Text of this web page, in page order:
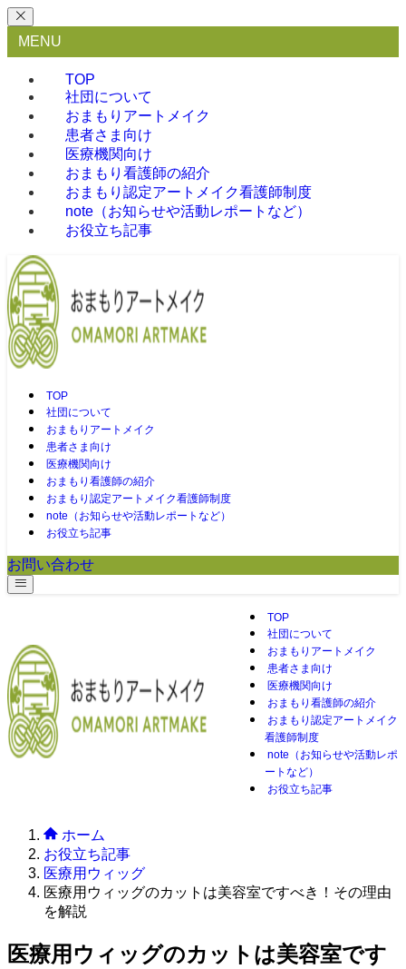
MENU
TOP
社団について
おまもりアートメイク
患者さま向け
医療機関向け
おまもり看護師の紹介
おまもり認定アートメイク看護師制度
note（お知らせや活動レポートなど）
お役立ち記事
TOP
社団について
おまもりアートメイク
患者さま向け
医療機関向け
おまもり看護師の紹介
おまもり認定アートメイク看護師制度
note（お知らせや活動レポートなど）
お役立ち記事
お問い合わせ
TOP
社団について
おまもりアートメイク
患者さま向け
医療機関向け
おまもり看護師の紹介
おまもり認定アートメイク
看護師制度
note（お知らせや活動レポ
ートなど）
お役立ち記事
ホーム
お役立ち記事
医療用ウィッグ
医療用ウィッグのカットは美容室ですべき！その理由
を解説
医療用ウィッグのカットは美容室です